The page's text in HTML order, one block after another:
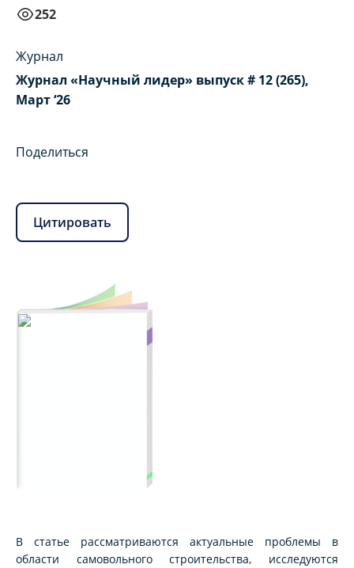
252
Журнал
Журнал «Научный лидер» выпуск # 12 (265),
Март ‘26
Поделиться
Цитировать
В статье рассматриваются актуальные проблемы в
области самовольного строительства, исследуются